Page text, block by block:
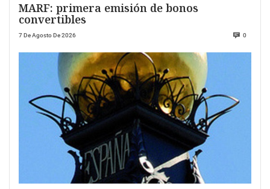
MARF: primera emisión de bonos
convertibles
7 De Agosto De 2026 0